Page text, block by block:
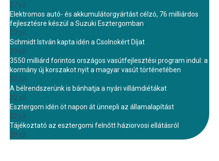
27 júl.
Elektromos autó- és akkumulátorgyártást célzó, 76 milliárdos
fejlesztésre készül a Suzuki Esztergomban
27 júl.
Schmidt István kapta idén a Csolnokért Díjat
23 júl.
3550 milliárd forintos országos vasútfejlesztési program indul: a
kormány új korszakot nyit a magyar vasút történetében
22 júl.
A bélrendszerünk is bánhatja a nyári villámdiétákat
22 júl.
Esztergom idén öt napon át ünnepli az államalapítást
22 júl.
Tájékoztató az esztergomi felnőtt háziorvosi ellátásról
20 júl.